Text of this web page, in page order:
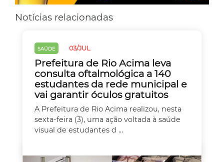
Notícias relacionadas
SAÚDE 03/JUL
Prefeitura de Rio Acima leva
consulta oftalmológica a 140
estudantes da rede municipal e
vai garantir óculos gratuitos
A Prefeitura de Rio Acima realizou, nesta
sexta-feira (3), uma ação voltada à saúde
visual de estudantes d ...